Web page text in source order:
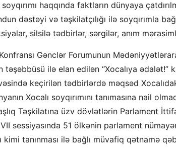
haqqında faktların dünyaya
dəstəyi və təşkilatçılığı ilə soyqırımla
silsilə tədbirlər, sərgilər, anım
Gənclər Forumunun
ilə elan edilən “Xocalıya ədalət!”
keçirilən tədbirlərdə məqsəd
Xocalı soyqırımını tanımasına nail
Təşkilatına üzv dövlətlərin Parlament
sessiyasında 51 ölkənin parlament
kimi tanınması ilə bağlı müvafiq qətnamə